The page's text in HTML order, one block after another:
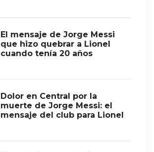
El mensaje de Jorge Messi
que hizo quebrar a Lionel
cuando tenía 20 años
Dolor en Central por la
muerte de Jorge Messi: el
mensaje del club para Lionel